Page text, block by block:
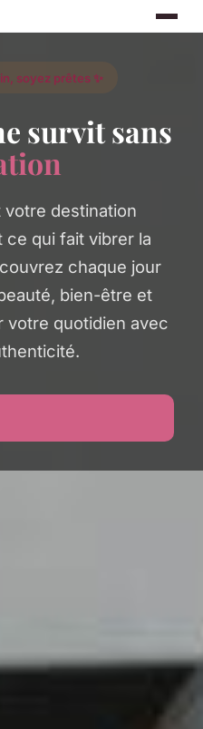
soyez prêtes ✨
survit sans
destination
ce qui fait vibrer la
chaque jour
bien-être et
votre quotidien avec